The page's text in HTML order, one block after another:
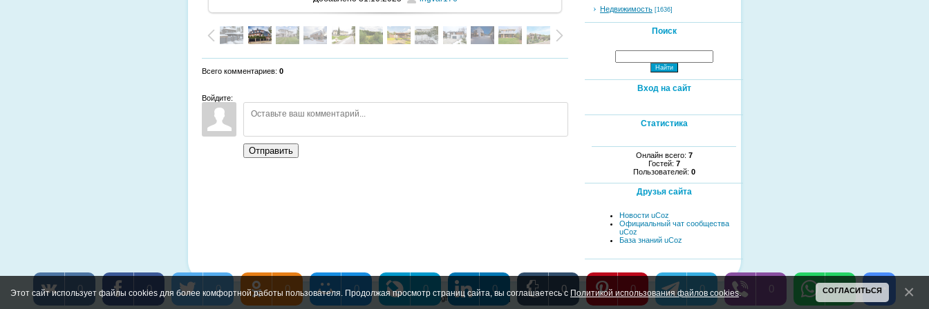
Всего комментариев: 0
Войдите:
Отправить
Недвижимость [1636]
Поиск
Вход на сайт
Статистика
Онлайн всего: 7
Гостей: 7
Пользователей: 0
Друзья сайта
Новости uCoz
Официальный чат сообщества
uCoz
База знаний uCoz
Copyright MyCorp © 2026 |
0 0 0 0 0 0 0 0 0 0 0 0
Этот сайт использует файлы cookies для более комфортной работы пользователя. Продолжая просмотр страниц сайта, вы соглашаетесь с Политикой использования файлов cookies. СОГЛАСИТЬСЯ